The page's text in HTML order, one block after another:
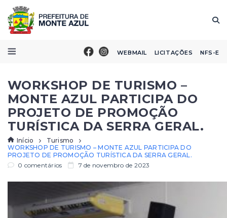
WEBMAIL LICITAÇÕES NFS-E
WORKSHOP DE TURISMO –
MONTE AZUL PARTICIPA DO
PROJETO DE PROMOÇÃO
TURÍSTICA DA SERRA GERAL.
Início
Turismo
WORKSHOP DE TURISMO – MONTE AZUL PARTICIPA DO
PROJETO DE PROMOÇÃO TURÍSTICA DA SERRA GERAL.
0 comentários
7 de novembro de 2023